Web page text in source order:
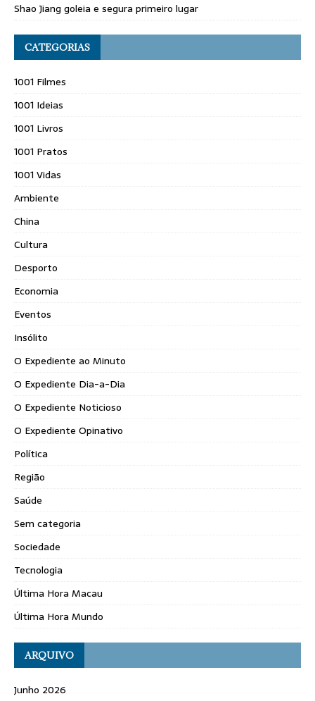
Shao Jiang goleia e segura primeiro lugar
CATEGORIAS
1001 Filmes
1001 Ideias
1001 Livros
1001 Pratos
1001 Vidas
Ambiente
China
Cultura
Desporto
Economia
Eventos
Insólito
O Expediente ao Minuto
O Expediente Dia-a-Dia
O Expediente Noticioso
O Expediente Opinativo
Política
Região
Saúde
Sem categoria
Sociedade
Tecnologia
Última Hora Macau
Última Hora Mundo
ARQUIVO
Junho 2026